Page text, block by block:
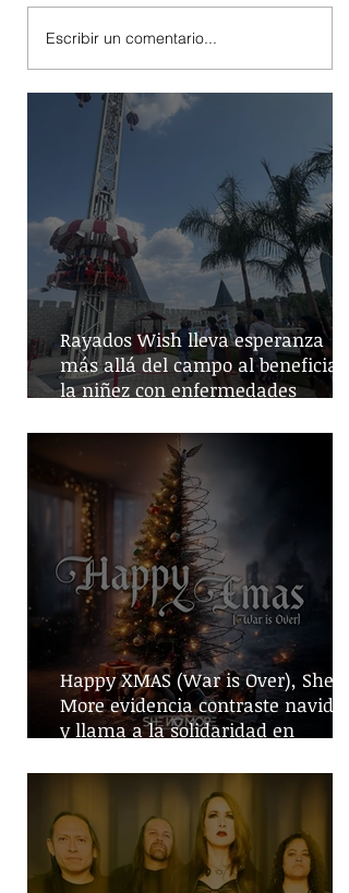
Escribir un comentario...
Rayados Wish lleva esperanza
más allá del campo al beneficiar a
la niñez con enfermedades
Happy XMAS (War is Over), She
More evidencia contraste
y llama a la solidaridad en